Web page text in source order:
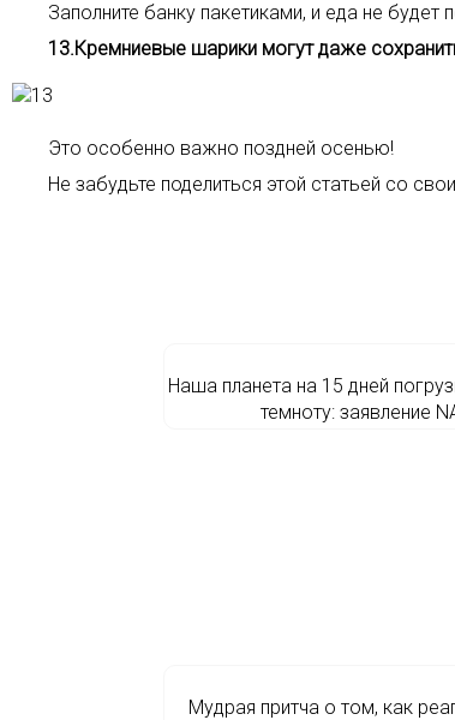
Заполните банку пакетиками, и еда не будет
13.Кремниевые шарики могут даже
Это особенно важно поздней осенью!
Не забудьте поделиться этой статьей со
Наша планета на 15 дней
темноту: заявление
Мудрая притча о том, как